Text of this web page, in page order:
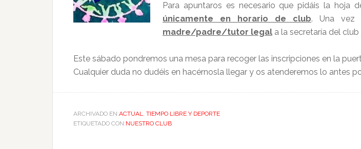
Para apuntaros es necesario que pidáis la hoja
únicamente en horario de club. Una vez
madre/padre/tutor legal a la secretaría del club
Este sábado pondremos una mesa para recoger las inscripciones en la
Cualquier duda no dudéis en hacérnosla llegar y os atenderemos lo antes
ARCHIVADO EN:ACTUAL, TIEMPO LIBRE Y DEPORTE
ETIQUETADO CON:NUESTRO CLUB